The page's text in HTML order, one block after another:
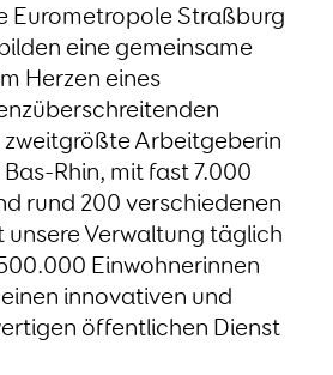
Eurometropole Straßburg
eine gemeinsame
Herzen eines
zweitgrößte Arbeitgeberin
Rhin, mit fast 7.000
rund 200 verschiedenen
unsere Verwaltung täglich
Einwohnerinnen
innovativen und
öffentlichen Dienst